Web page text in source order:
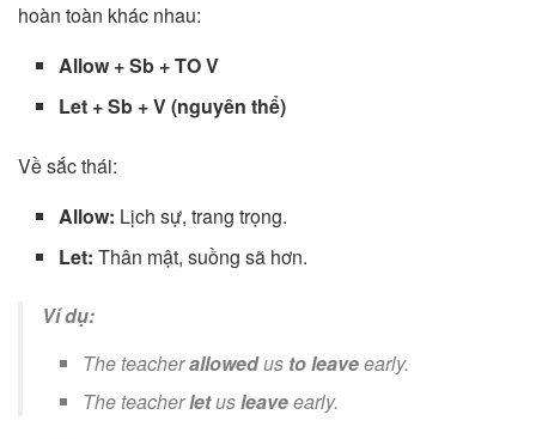
hoàn toàn khác nhau:
Allow + Sb + TO V
Let + Sb + V (nguyên thể)
Về sắc thái:
Allow: Lịch sự, trang trọng.
Let: Thân mật, suồng sã hơn.
Ví dụ:
The teacherallowedus to leaveearly.
The teacherletusleaveearly.